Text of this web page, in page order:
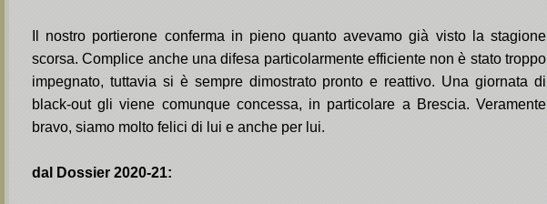
Il nostro portierone conferma in pieno quanto avevamo già visto la stagione
scorsa. Complice anche una difesa particolarmente efficiente non è stato troppo
impegnato, tuttavia si è sempre dimostrato pronto e reattivo. Una giornata di
black-out gli viene comunque concessa, in particolare a Brescia. Veramente
bravo, siamo molto felici di lui e anche per lui.
dal Dossier 2020-21: